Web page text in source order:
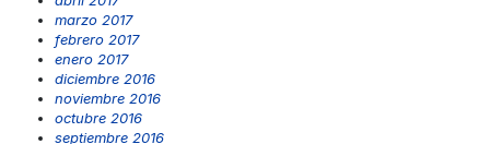
marzo 2017
febrero 2017
enero 2017
diciembre 2016
noviembre 2016
octubre 2016
septiembre 2016